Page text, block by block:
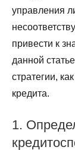
управления
привести к
данной
стратегии,
кредита.
1.